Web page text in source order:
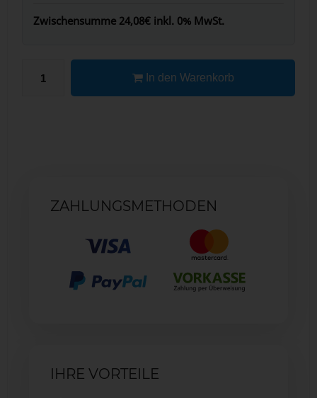
Zwischensumme 24,08€ inkl. 0% MwSt.
In den Warenkorb
ZAHLUNGSMETHODEN
IHRE VORTEILE